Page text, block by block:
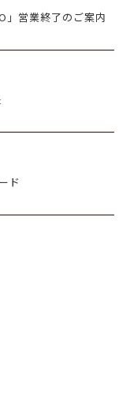
」営業終了のご案内
ド